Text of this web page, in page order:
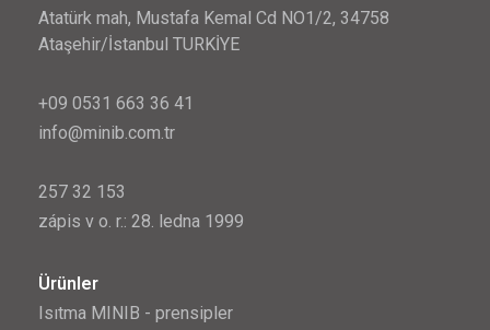
Atatürk mah, Mustafa Kemal Cd NO1/2, 34758
Ataşehir/İstanbul TURKİYE
+09 0531 663 36 41
info@minib.com.tr
257 32 153
zápis v o. r.: 28. ledna 1999
Ürünler
Isıtma MINIB - prensipler